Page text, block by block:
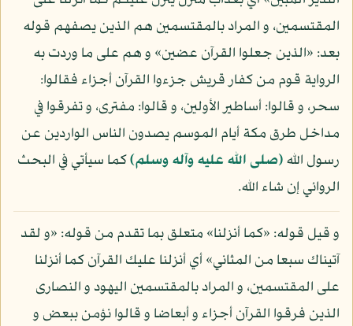
المقتسمين، و المراد بالمقتسمين هم الذين يصفهم قوله
بعد: «الذين جعلوا القرآن عضين» و هم على ما وردت به
الرواية قوم من كفار قريش جزءوا القرآن أجزاء فقالوا:
سحر، و قالوا: أساطير الأولين، و قالوا: مفترى، و تفرقوا في
مداخل طرق مكة أيام الموسم يصدون الناس الواردين عن
رسول الله(صلى الله عليه وآله وسلم)كما سيأتي في البحث
الروائي إن شاء الله.
و قيل قوله: «كما أنزلنا» متعلق بما تقدم من قوله: «و لقد
آتيناك سبعا من المثاني» أي أنزلنا عليك القرآن كما أنزلنا
على المقتسمين، و المراد بالمقتسمين اليهود و النصارى
الذين فرقوا القرآن أجزاء و أبعاضا و قالوا نؤمن ببعض و